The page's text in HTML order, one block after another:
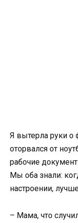
Я вытерла руки
оторвался от
рабочие
Мы оба знали:
настроении,
– Мама, что